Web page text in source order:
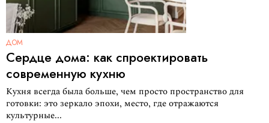
ДОМ
Сердце дома: как спроектировать
современную кухню
Кухня всегда была больше, чем просто пространство для
готовки: это зеркало эпохи, место, где отражаются
культурные...